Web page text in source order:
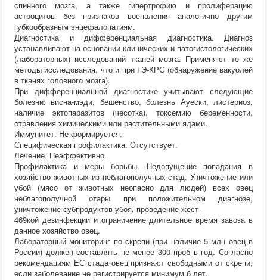
спинного мозга, а также гипертрофию и пролиферацию
астроцитов без признаков воспаления аналогично другим
губкообразным энцефалопатиям.
Диагностика и дифференциальная диагностика. Диагноз
устанавливают на основании клинических и патогистологических
(лабораторных) исследований тканей мозга. Применяют те же
методы исследования, что и при ГЭ-КРС (обнаружение вакуолей
в тканях головного мозга).
При дифференциальной диагностике учитывают следующие
болезни: висна-мэди, бешенство, болезнь Ауески, листериоз,
наличие эктопаразитов (чесотка), токсемию беременности,
отравления химическими или растительными ядами.
Иммунитет. Не формируется.
Специфическая профилактика. Отсутствует.
Лечение. Неэффективно.
Профилактика и меры борьбы. Недопущение попадания в
хозяйство животных из неблагополучных стад. Уничтожение или
убой (мясо от животных неопасно для людей) всех овец
неблагополучной отары при положительном диагнозе,
уничтожение субпродуктов убоя, проведение жест-
469кой дезинфекции и ограничение длительное время завоза в
данное хозяйство овец.
Лабораторный мониторинг по скрепи (при наличие 5 млн овец в
России) должен составлять не менее 300 проб в год. Согласно
рекомендациям ЕС стада овец признают свободными от скрепи,
если заболевание не регистрируется минимум 6 лет.